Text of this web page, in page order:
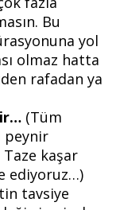
Bu
yol
olmaz hatta
rafadan ya
(Tüm
peynir
kaşar
ediyoruz…)
tavsiye